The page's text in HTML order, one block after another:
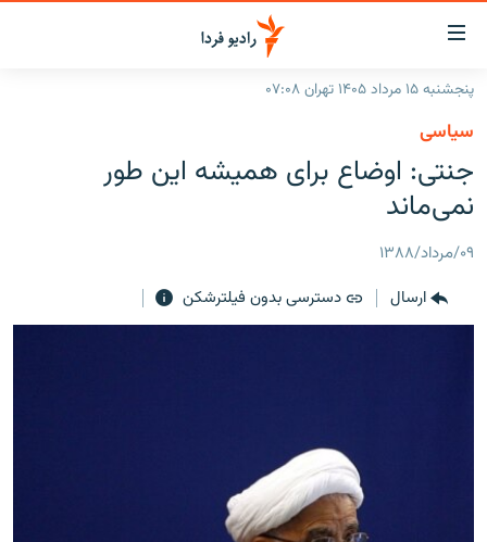
لینک‌های
قابلیت
دسترسی
بازگشت
منوی
اصلی
رفتن
صفحه
جستجو
جهان
برنامه‌های رادیویی
پادکست
چندرسانه‌ای
پنجشنبه ۱۵ مرداد ۱۴۰۵ تهران ۰۷:۰۸
سیاسی
جنتی: اوضاع برای همیشه این طور
نمی‌ماند
۰۹/مرداد/۱۳۸۸
ارسال
دسترسی بدون فیلترشکن